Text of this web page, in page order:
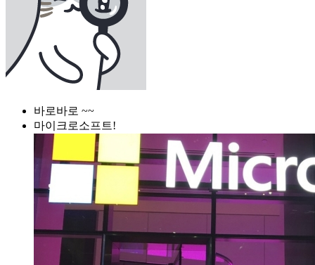
바로바로 ~~
마이크로소프트!